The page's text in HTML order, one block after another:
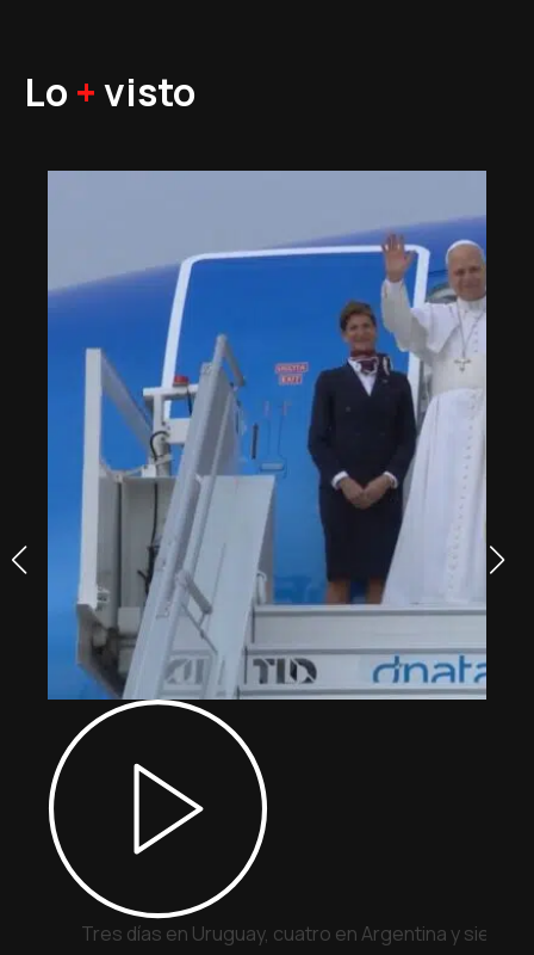
Lo +visto
Tres días en Uruguay, cuatro en Argentina y siete